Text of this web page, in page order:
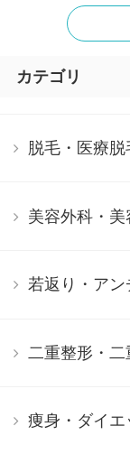
カテゴリ
脱毛・医療脱
美容外科・
若返り・ア
二重整形・二
痩身・ダイエ